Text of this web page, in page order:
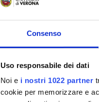
Consenso
Uso responsabile dei dati
Noi e i nostri 1022 partner
cookie per memorizzare e
4-
5-
come